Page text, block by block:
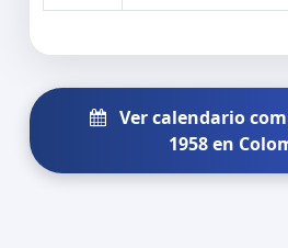
Ver calendario
1958 en